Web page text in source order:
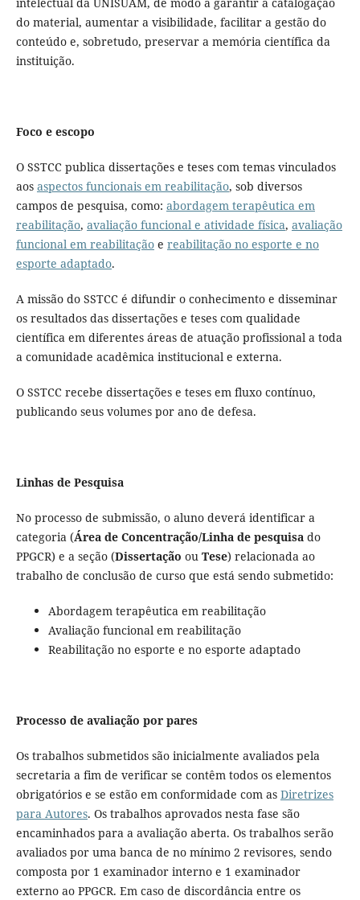
do material, aumentar a visibilidade, facilitar a gestão do
conteúdo e, sobretudo, preservar a memória científica da
instituição.
Foco e escopo
O SSTCC publica dissertações e teses com temas vinculados
aos aspectos funcionais em reabilitação, sob diversos
campos de pesquisa, como: abordagem terapêutica em
reabilitação, avaliação funcional e atividade física, avaliação
funcional em reabilitaçãoe reabilitação no esporte e no
esporte adaptado.
A missão do SSTCC é difundir o conhecimento e disseminar
os resultados das dissertações e teses com qualidade
científica em diferentes áreas de atuação profissional a toda
a comunidade acadêmica institucional e externa.
O SSTCC recebe dissertações e teses em fluxo contínuo,
publicando seus volumes por ano de defesa.
Linhas de Pesquisa
No processo de submissão, o aluno deverá identificar a
categoria (Área de Concentração/Linha de pesquisado
PPGCR) e a seção (Dissertação ou Tese) relacionada ao
trabalho de conclusão de curso que está sendo submetido:
Abordagem terapêutica em reabilitação
Avaliação funcional em reabilitação
Reabilitação no esporte e no esporte adaptado
Processo de avaliação por pares
Os trabalhos submetidos são inicialmente avaliados pela
secretaria a fim de verificar se contêm todos os elementos
obrigatórios e se estão em conformidade com as Diretrizes
para Autores. Os trabalhos aprovados nesta fase são
encaminhados para a avaliação aberta. Os trabalhos serão
avaliados por uma banca de no mínimo 2 revisores, sendo
composta por 1 examinador interno e 1 examinador
externo ao PPGCR. Em caso de discordância entre os